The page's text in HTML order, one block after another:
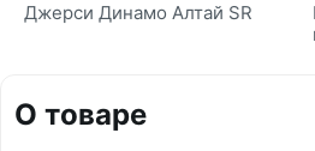
Джерси Динамо Алтай SR
О товаре